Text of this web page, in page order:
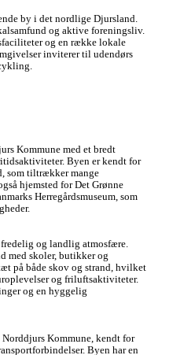
by i det nordlige Djursland.
og aktive foreningsliv.
og en række lokale
inviterer til udendørs
Kommune med et bredt
Byen er kendt for
som tiltrækker mange
hjemsted for Det Grønne
Herregårdsmuseum, som
og landlig atmosfære.
med skoler, butikker og
på både skov og strand, hvilket
og friluftsaktiviteter.
og en hyggelig
Kommune, kendt for
Byen har en